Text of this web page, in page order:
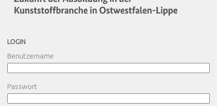
LOGIN
Benutzername
Passwort